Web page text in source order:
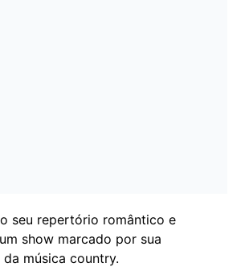
seu repertório romântico e
show marcado por sua
música country.